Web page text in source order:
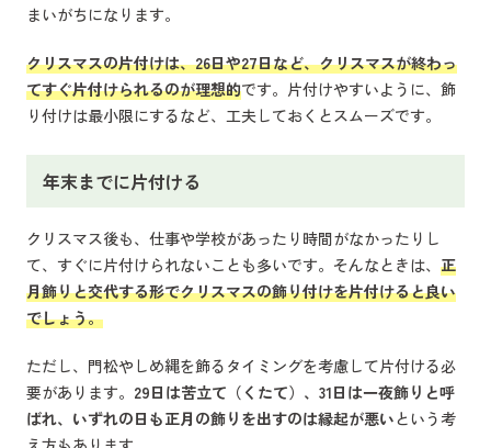
まいがちになります。
クリスマスの片付けは、26日や27日など、クリスマスが終わっ
てすぐ片付けられるのが理想的です。片付けやすいように、飾
り付けは最小限にするなど、工夫しておくとスムーズです。
年末までに片付ける
クリスマス後も、仕事や学校があったり時間がなかったりし
て、すぐに片付けられないことも多いです。そんなときは、 正
月飾りと交代する形でクリスマスの飾り付けを片付けると良い
でしょう。
ただし、門松やしめ縄を飾るタイミングを考慮して片付ける必
要があります。 29日は苦立て（くたて）、31日は一夜飾りと呼
ばれ、いずれの日も正月の飾りを出すのは縁起が悪いという考